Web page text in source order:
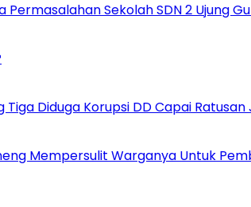
Permasalahan Sekolah SDN 2 Ujung
Diduga Korupsi DD Capai Ratusan
Mempersulit Warganya Untuk